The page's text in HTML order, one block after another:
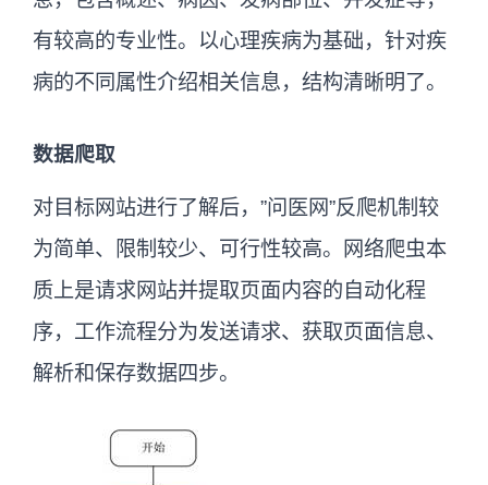
有较高的专业性。以心理疾病为基础，针对疾
病的不同属性介绍相关信息，结构清晰明了。
数据爬取
对目标网站进行了解后，”问医网”反爬机制较
为简单、限制较少、可行性较高。网络爬虫本
质上是请求网站并提取页面内容的自动化程
序，工作流程分为发送请求、获取页面信息、
解析和保存数据四步。